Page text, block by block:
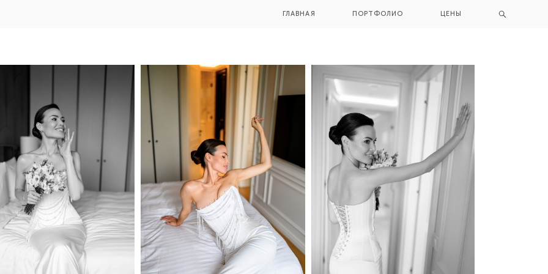
ГЛАВНАЯ ПОРТФОЛИО ЦЕНЫ
ГЛАВНАЯ ПОРТФОЛИО ЦЕНЫ